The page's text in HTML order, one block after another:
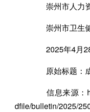
崇州市人力
崇州市卫生
2025年4月
原始标题：成
信息来源：
dfile/bulletin/2025/